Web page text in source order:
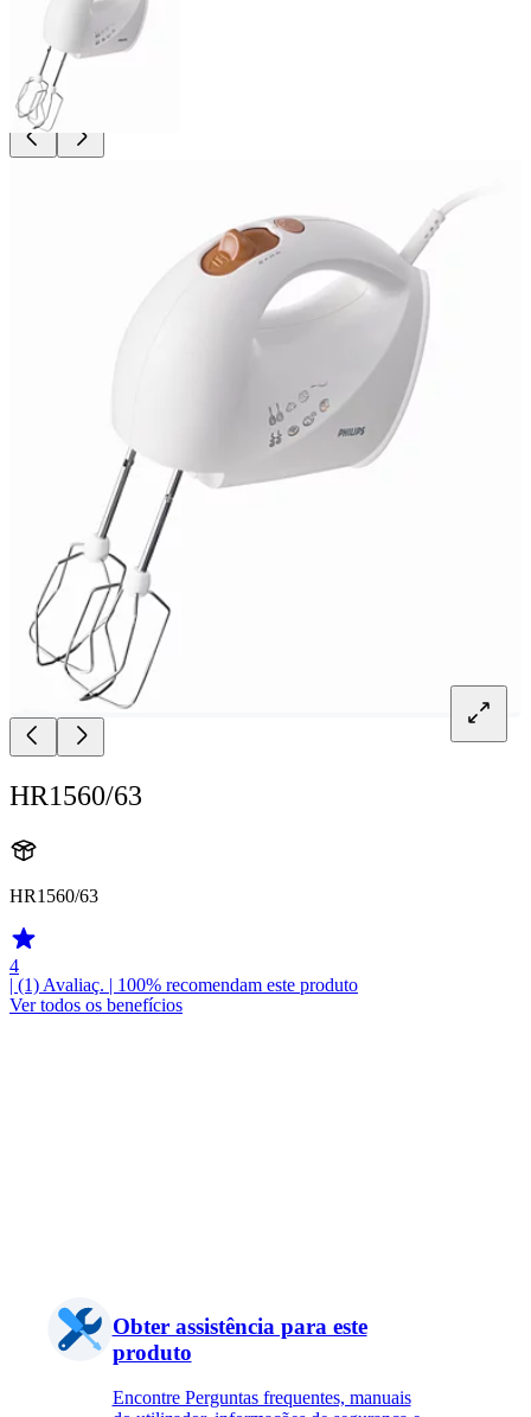
HR1560/63
HR1560/63
4
| (1) Avaliaç. | 100% recomendam este produto
Ver todos os benefícios
Obter assistência para este
produto
Encontre Perguntas frequentes, manuais